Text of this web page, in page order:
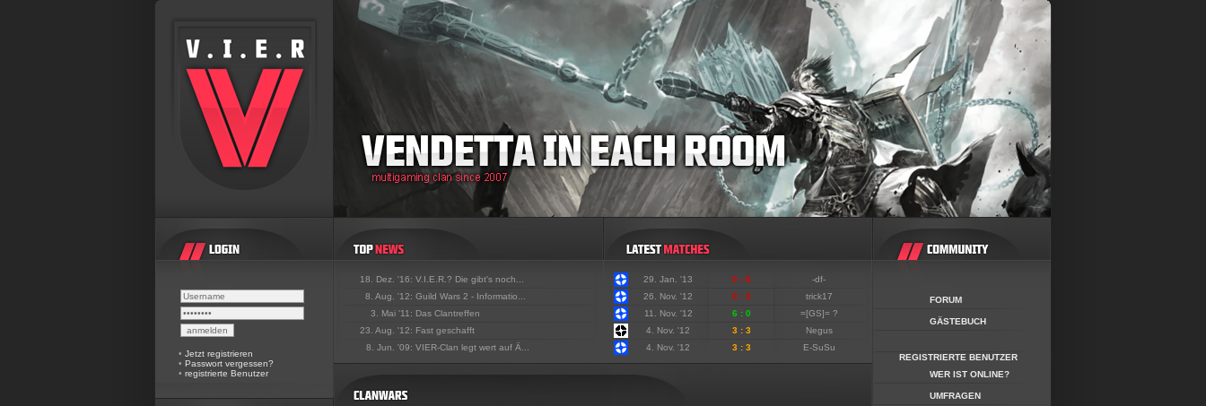
• Jetzt registrieren
• Passwort vergessen?
• registrierte Benutzer
18. Dez. '16: V.I.E.R.? Die gibt's noch...
8. Aug. '12: Guild Wars 2 - Informatio...
3. Mai '11: Das Clantreffen
23. Aug. '12: Fast geschafft
8. Jun. '09: VIER-Clan legt wert auf Ä...
29. Jan. '13 0 : 6
-df-
26. Nov. '12
0 : 3
trick17
11. Nov. '12
6 : 0
=[GS]= ?
4. Nov. '12
3 : 3
Negus
4. Nov. '12
3 : 3 E-SuSu
FORUM
GÄSTEBUCH
REGISTRIERTE BENUTZER
WER IST ONLINE?
UMFRAGEN